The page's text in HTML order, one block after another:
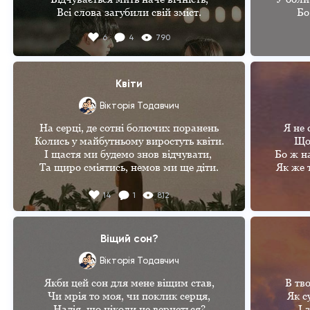
Всі слова загубили свій зміст.
6 4 790
Та
Я
Квіти
Вікторія Тодавчич
На серці, де сотні болючих поранень
Колись у майбутньому виростуть квіти.
І щастя ми будемо знов відчувати,
Та щиро сміятись, немов ми ще діти.
Всі висохнуть сльози, і сніг весь
розтане
Здійсняться у кожного всі його мрії.
Не буде на серці болючих поранень,
І вийде з-за хмар знову сонце надії.
14 1 812
Я не
Що
Бо ж
Як же
В
Віщий сон?
Вікторія Тодавчич
Якби цей сон для мене віщим став,
Чи мрія то моя, чи поклик серця,
В
Як